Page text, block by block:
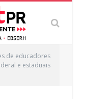
de educadores
e estaduais